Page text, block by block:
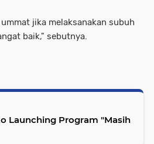
jika melaksanakan subuh
baik," sebutnya.
Launching Program "Masih